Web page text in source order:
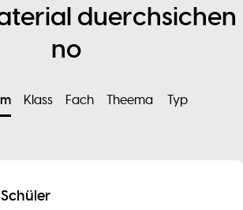
duerchsichen
no
Klass Fach Theema Typ
Schüler